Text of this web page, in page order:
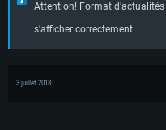
Attention! Format
s'afficher correctement.
3 juillet 2018